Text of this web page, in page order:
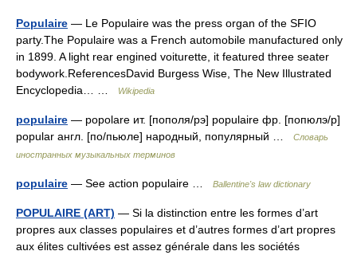
Populaire — Le Populaire was the press organ of the SFIO
party.The Populaire was a French automobile manufactured only
in 1899. A light rear engined voiturette, it featured three seater
bodywork.ReferencesDavid Burgess Wise, The New Illustrated
Encyclopedia… …
Wikipedia
populaire — popolare ит. [пополя/рэ] populaire фр. [попюлэ/р]
popular англ. [по/пьюле] народный, популярный …
Словарь
иностранных музыкальных терминов
populaire — See action populaire … Ballentine's law dictionary
POPULAIRE (ART) — Si la distinction entre les formes d’art
propres aux classes populaires et d’autres formes d’art propres
aux élites cultivées est assez générale dans les sociétés